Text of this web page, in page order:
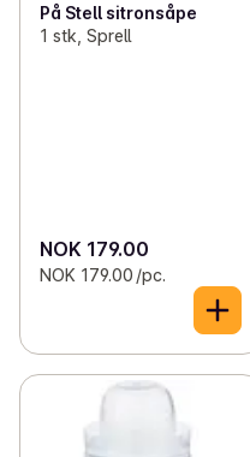
På Stell sitronsåpe
1 stk, Sprell
NOK 179.00
NOK 179.00 /pc.